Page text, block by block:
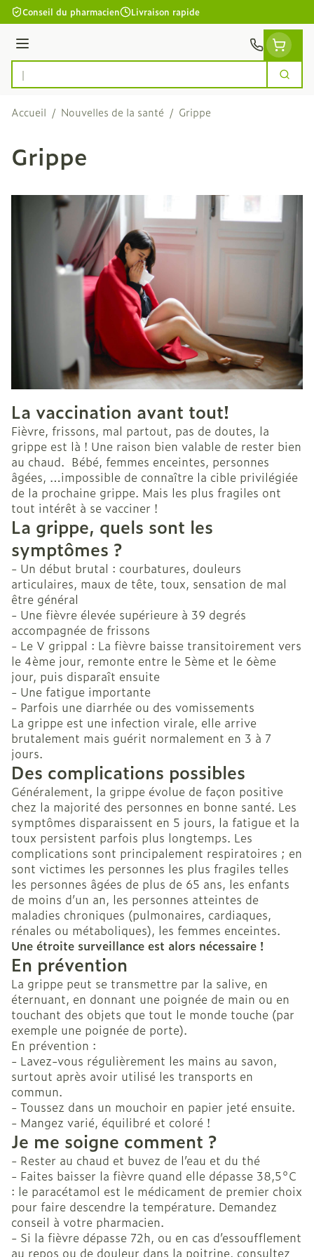
Aller au contenu
Conseil du pharmacien Livraison rapide
Menu
Rechercher
Accueil / Nouvelles de la santé / Grippe
Grippe
La vaccination avant tout!
Fièvre, frissons, mal partout, pas de doutes, la
grippe est là ! Une raison bien valable de rester bien
au chaud. Bébé, femmes enceintes, personnes
âgées, …impossible de connaître la cible privilégiée
de la prochaine grippe. Mais les plus fragiles ont
tout intérêt à se vacciner !
La grippe, quels sont les
symptômes ?
- Un début brutal : courbatures, douleurs
articulaires, maux de tête, toux, sensation de mal
être général
- Une fièvre élevée supérieure à 39 degrés
accompagnée de frissons
- Le V grippal : La fièvre baisse transitoirement vers
le 4ème jour, remonte entre le 5ème et le 6ème
jour, puis disparaît ensuite
- Une fatigue importante
- Parfois une diarrhée ou des vomissements
La grippe est une infection virale, elle arrive
brutalement mais guérit normalement en 3 à 7
jours.
Des complications possibles
Généralement, la grippe évolue de façon positive
chez la majorité des personnes en bonne santé. Les
symptômes disparaissent en 5 jours, la fatigue et la
toux persistent parfois plus longtemps. Les
complications sont principalement respiratoires ; en
sont victimes les personnes les plus fragiles telles
les personnes âgées de plus de 65 ans, les enfants
de moins d’un an, les personnes atteintes de
maladies chroniques (pulmonaires, cardiaques,
rénales ou métaboliques), les femmes enceintes.
Une étroite surveillance est alors nécessaire !
En prévention
La grippe peut se transmettre par la salive, en
éternuant, en donnant une poignée de main ou en
touchant des objets que tout le monde touche (par
exemple une poignée de porte).
En prévention :
- Lavez-vous régulièrement les mains au savon,
surtout après avoir utilisé les transports en
commun.
- Toussez dans un mouchoir en papier jeté ensuite.
- Mangez varié, équilibré et coloré !
Je me soigne comment ?
- Rester au chaud et buvez de l’eau et du thé
- Faites baisser la fièvre quand elle dépasse 38,5°C
: le paracétamol est le médicament de premier choix
pour faire descendre la température. Demandez
conseil à votre pharmacien.
- Si la fièvre dépasse 72h, ou en cas d’essoufflement
au repos ou de douleur dans la poitrine, consultez